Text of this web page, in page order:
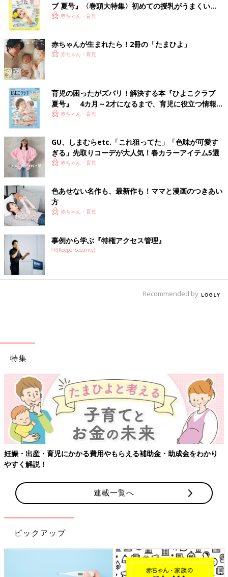
ブ 夏号』〈巻頭大特集〉初めての授乳がうまくい
く！ おっぱい・ミルクの基本と夏のトラブル 解決テ
赤ちゃん・育児
赤ちゃんが生まれたら！2冊の「たまひよ」
赤ちゃん・育児
育児の困ったがズバリ！解決する本『ひよこクラブ
夏号』 4カ月～2才になるまで、育児に役立つ情報が
いっぱい！
赤ちゃん・育児
GU、しまむらetc.「これ狙ってた」「色味が可愛す
ぎる」先取りコーデが大人気！春カラーアイテム5選
赤ちゃん・育児
色あせない名作も、最新作も！ママと漫画のつきあい
方
赤ちゃん・育児
事例から学ぶ『特権アクセス管理』
PR(KeeperSecurity)
Recommended by
特集
妊娠・出産・育児にかかる費用やもらえる補助金・助成金をわかり
やすく解説！
連載一覧へ
ピックアップ